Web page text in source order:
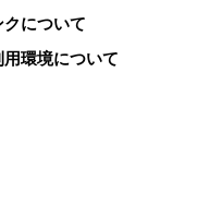
クについて
用環境について